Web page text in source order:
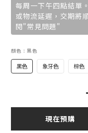
每周一下午四點結單
或物流延遲，交期將
閱"常見問題"
顏色 : 黑色
黑色 象牙色 棕色
現在預購